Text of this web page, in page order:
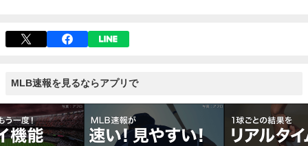
MLB速報を見るならアプリで